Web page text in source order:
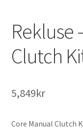
Rekluse
Clutch
5,849kr
Core Manual Clutch